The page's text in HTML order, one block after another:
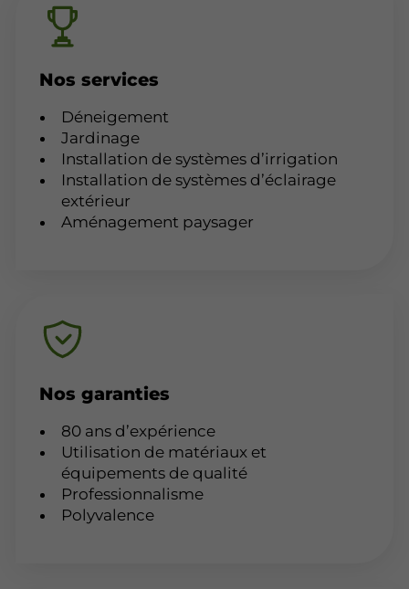
Nos services
Déneigement
Jardinage
Installation de systèmes d’irrigation
Installation de systèmes d’éclairage
extérieur
Aménagement paysager
Nos garanties
80 ans d’expérience
Utilisation de matériaux et
équipements de qualité
Professionnalisme
Polyvalence